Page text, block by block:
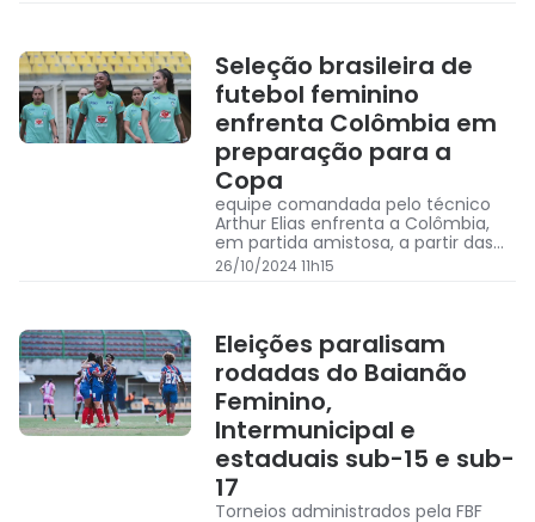
Seleção brasileira de
futebol feminino
enfrenta Colômbia em
preparação para a
Copa
equipe comandada pelo técnico
Arthur Elias enfrenta a Colômbia,
em partida amistosa, a partir das
18h30
26/10/2024 11h15
Eleições paralisam
rodadas do Baianão
Feminino,
Intermunicipal e
estaduais sub-15 e sub-
17
Torneios administrados pela FBF